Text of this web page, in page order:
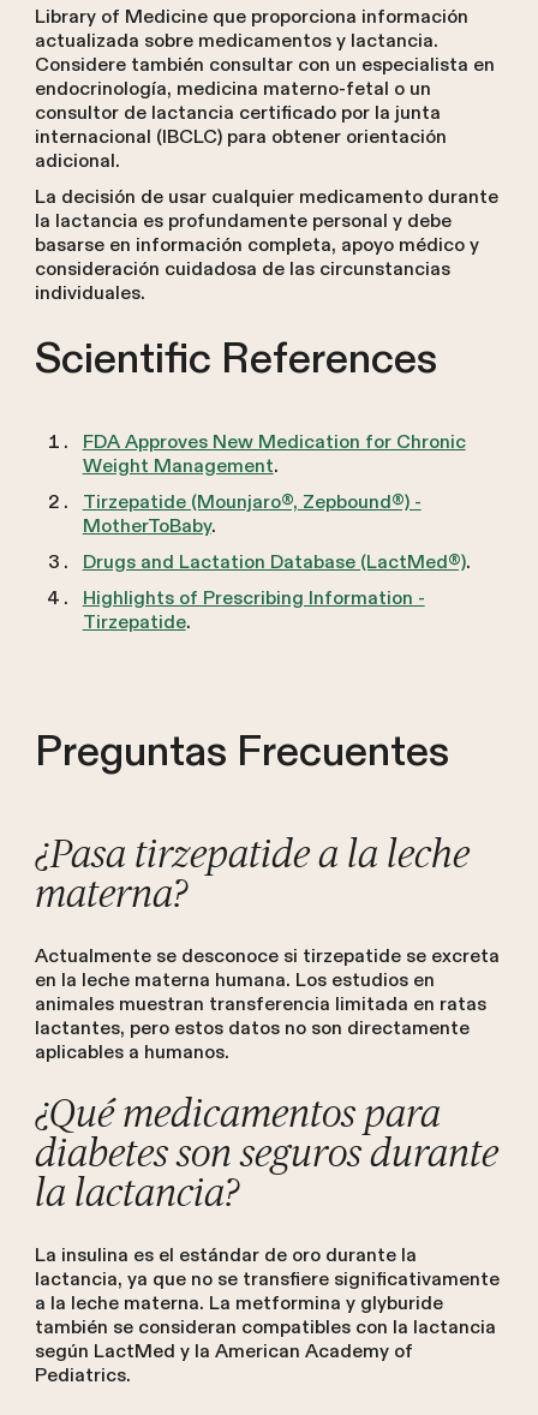
Library of Medicine que proporciona información
actualizada sobre medicamentos y lactancia.
Considere también consultar con un especialista en
endocrinología, medicina materno-fetal o un
consultor de lactancia certificado por la junta
internacional (IBCLC) para obtener orientación
adicional.
La decisión de usar cualquier medicamento durante
la lactancia es profundamente personal y debe
basarse en información completa, apoyo médico y
consideración cuidadosa de las circunstancias
individuales.
Scientific References
FDA Approves New Medication for Chronic
Weight Management.
Tirzepatide (Mounjaro®, Zepbound®) -
MotherToBaby.
Drugs and Lactation Database (LactMed®).
Highlights of Prescribing Information -
Tirzepatide.
Preguntas Frecuentes
¿Pasa tirzepatide a la leche
materna?
Actualmente se desconoce si tirzepatide se excreta
en la leche materna humana. Los estudios en
animales muestran transferencia limitada en ratas
lactantes, pero estos datos no son directamente
aplicables a humanos.
¿Qué medicamentos para
diabetes son seguros durante
la lactancia?
La insulina es el estándar de oro durante la
lactancia, ya que no se transfiere significativamente
a la leche materna. La metformina y glyburide
también se consideran compatibles con la lactancia
según LactMed y la American Academy of
Pediatrics.